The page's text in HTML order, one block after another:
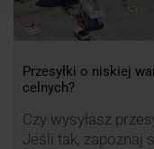
Przesyłki o niskiej
celnych?
Czy wysyłasz
Jeśli tak, zapoznaj